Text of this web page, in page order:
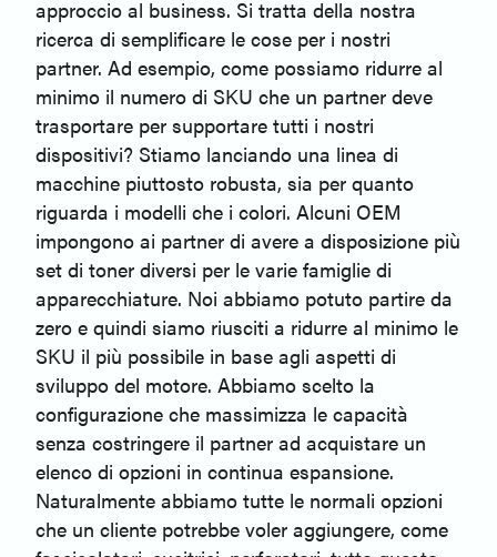
approccio al business. Si tratta della nostra
ricerca di semplificare le cose per i nostri
partner. Ad esempio, come possiamo ridurre al
minimo il numero di SKU che un partner deve
trasportare per supportare tutti i nostri
dispositivi? Stiamo lanciando una linea di
macchine piuttosto robusta, sia per quanto
riguarda i modelli che i colori. Alcuni OEM
impongono ai partner di avere a disposizione più
set di toner diversi per le varie famiglie di
apparecchiature. Noi abbiamo potuto partire da
zero e quindi siamo riusciti a ridurre al minimo le
SKU il più possibile in base agli aspetti di
sviluppo del motore. Abbiamo scelto la
configurazione che massimizza le capacità
senza costringere il partner ad acquistare un
elenco di opzioni in continua espansione.
Naturalmente abbiamo tutte le normali opzioni
che un cliente potrebbe voler aggiungere, come